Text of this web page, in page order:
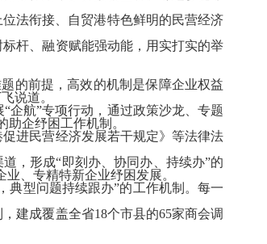
法衔接、自贸港特色鲜明的民营经济
杆、融资赋能强动能，用实打实的举
的前提，高效的机制是保障企业权益
说道。
企航”专项行动，通过政策沙龙、专题
企纾困工作机制。
进民营经济发展若干规定》等法律法
，形成“即刻办、协同办、持续办”的
、专精特新企业纾困发展。
型问题持续跟办”的工作机制。每一
建成覆盖全省18个市县的65家商会调